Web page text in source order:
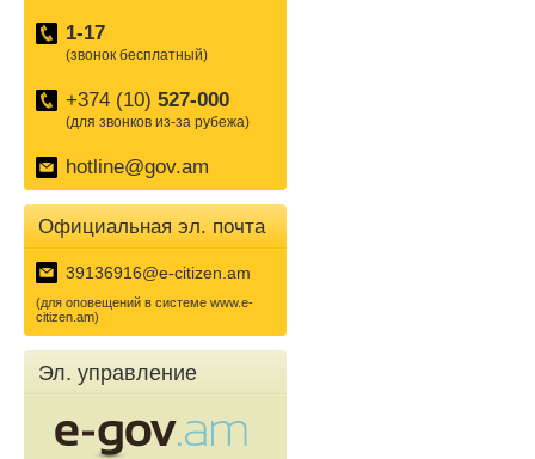
1-17
(звонок бесплатный)
+374 (10) 527-000
(для звонков из-за рубежа)
hotline@gov.am
Официальная эл. почта
39136916@e-citizen.am
(для оповещений в системе www.e-
citizen.am)
Эл. управление